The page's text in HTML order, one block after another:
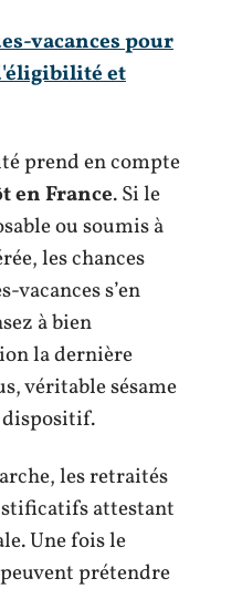
vacances pour
et
prend en compte
en France. Si le
ou soumis à
les chances
vacances s’en
à bien
la dernière
véritable sésame
dispositif.
les retraités
attestant
Une fois le
prétendre